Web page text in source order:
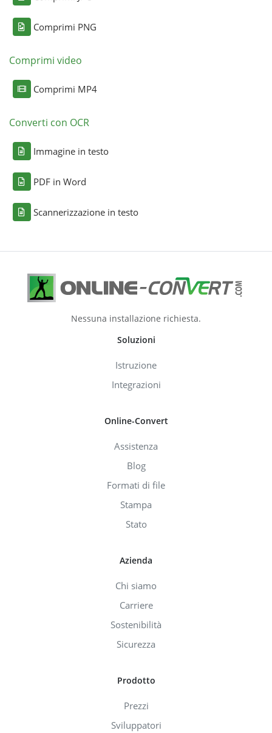
Comprimi PNG
Comprimi video
Comprimi MP4
Converti con OCR
Immagine in testo
PDF in Word
Scannerizzazione in testo
Nessuna installazione richiesta.
Soluzioni
Istruzione
Integrazioni
Online-Convert
Assistenza
Blog
Formati di file
Stampa
Stato
Azienda
Chi siamo
Carriere
Sostenibilità
Sicurezza
Prodotto
Prezzi
Sviluppatori